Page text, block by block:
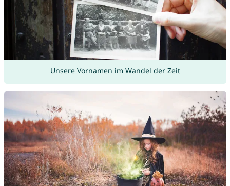
Unsere Vornamen im Wandel der Zeit